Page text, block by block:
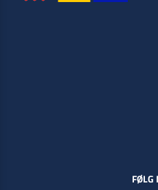
FØLG